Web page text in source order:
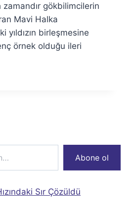
zamandır gökbilimcilerin
Mavi Halka
yıldızın birleşmesine
örnek olduğu ileri
Abone ol
Sır Çözüldü